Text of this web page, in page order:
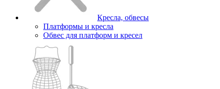
Кресла, обвесы
Платформы и кресла
Обвес для платформ и кресел